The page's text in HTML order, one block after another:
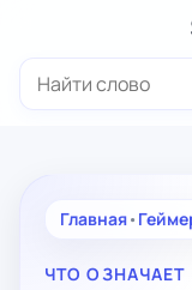
содержимому
Поиск:
Главная•
ЧТО ОЗНАЧАЕТ